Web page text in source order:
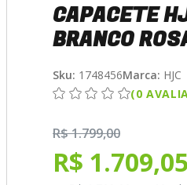
CAPACETE
BRANCO
Sku: 1748456Marca: HJC
(0
R$ 1.799,00
R$ 1.709,05